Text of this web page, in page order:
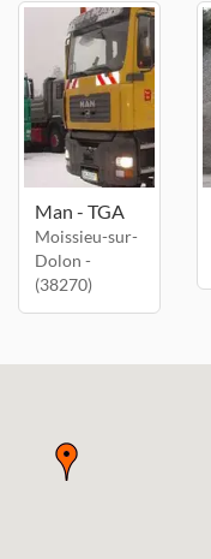
Man - TGA
Moissieu-sur-
Dolon -
(38270)